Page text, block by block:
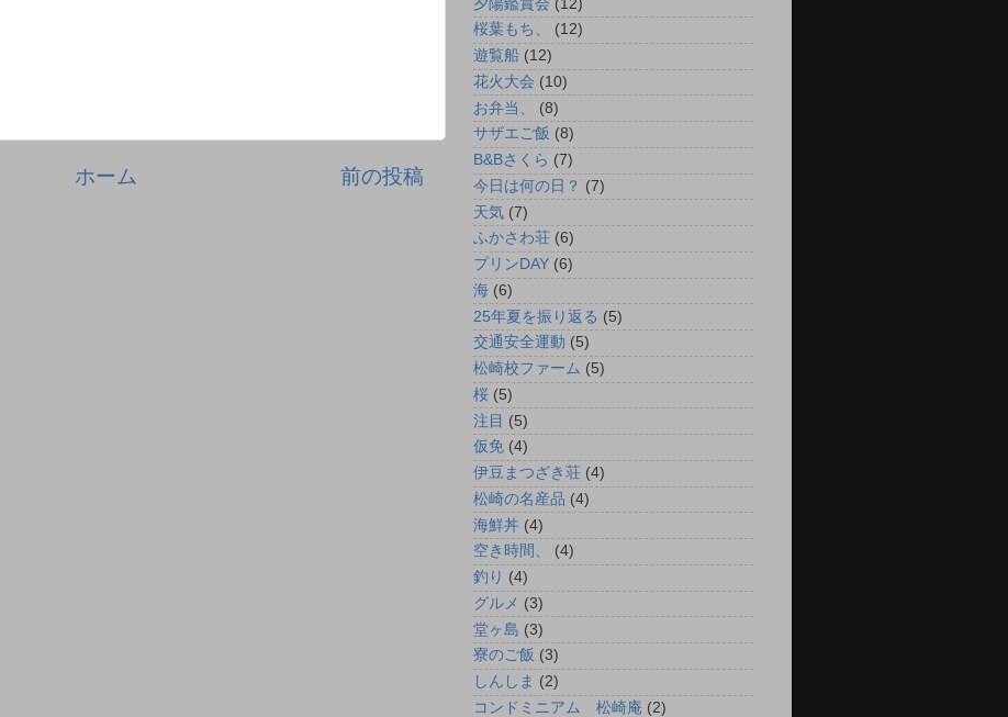
前の投稿
ホーム
夕陽鑑賞会 (12)
桜葉もち、
(12)
遊覧船 (12)
花火大会 (10)
お弁当、
(8)
サザエご飯 (8)
B&Bさくら (7)
今日は何の日？ (7)
天気 (7)
ふかさわ荘 (6)
プリンDAY (6)
海 (6)
25年夏を振り返る (5)
交通安全運動 (5)
松崎校ファーム (5)
桜 (5)
注目 (5)
仮免 (4)
伊豆まつざき荘 (4)
松崎の名産品 (4)
海鮮丼 (4)
空き時間、
(4)
釣り (4)
グルメ (3)
堂ヶ島 (3)
寮のご飯 (3)
しんしま (2)
コンドミニアム 松崎庵 (2)